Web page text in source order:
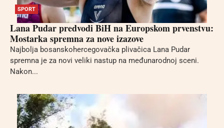
SPORT
Lana Pudar predvodi BiH na Europskom prvenstvu:
Mostarka spremna za nove izazove
Najbolja bosanskohercegovačka plivačica Lana Pudar
spremna je za novi veliki nastup na međunarodnoj sceni.
Nakon...